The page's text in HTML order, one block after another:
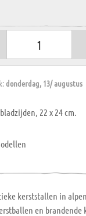
donderdag, 13/ augustus
22 x 24 cm.
kerststallen in
en brandende